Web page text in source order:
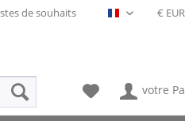
de souhaits Français- FR
votre